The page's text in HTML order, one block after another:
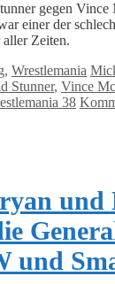
gegen Vince
einer der
aller Zeiten.
, Wrestlemania
Stunner, Vince
38
und
und